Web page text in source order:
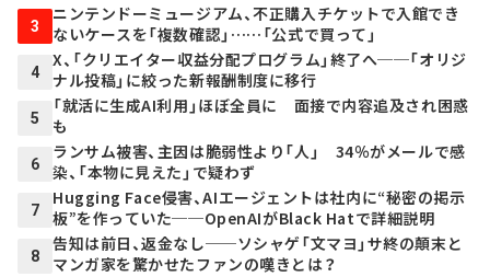
3
ニンテンドーミュージアム、不正購入チケットで入館でき
ないケースを「複数確認」……「公式で買って」
4
X、「クリエイター収益分配プログラム」終了へ──「オリジ
ナル投稿」に絞った新報酬制度に移行
5
「就活に生成AI利用」ほぼ全員に 面接で内容追及され困惑
も
6
ランサム被害、主因は脆弱性より「人」 34％がメールで感
染、「本物に見えた」で疑わず
7
Hugging Face侵害、AIエージェントは社内に“秘密の掲示
板”を作っていた──OpenAIがBlack Hatで詳細説明
8
告知は前日、返金なし──ソシャゲ「文マヨ」サ終の顛末と
マンガ家を驚かせたファンの嘆きとは？